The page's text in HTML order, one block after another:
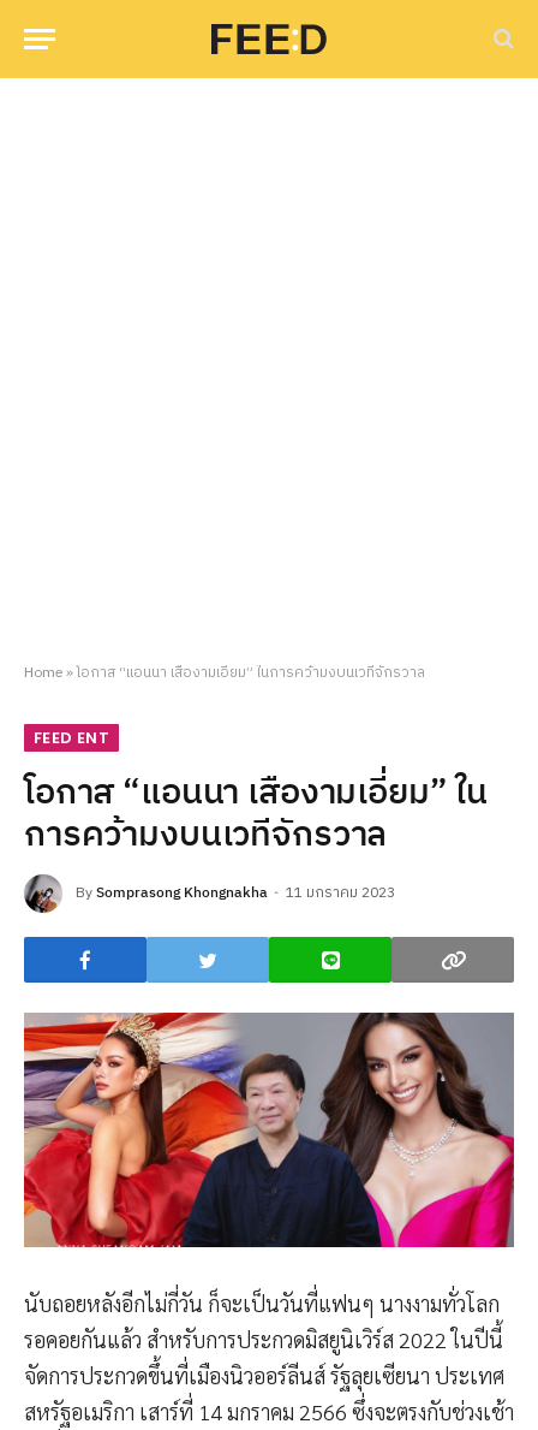
Home»โอกาส “แอนนา เสืองามเอี่ยม” ในการคว้ามงบนเวทีจักรวาล
FEED ENT
โอกาส “แอนนา เสืองามเอี่ยม” ใน
การคว้ามงบนเวทีจักรวาล
BySomprasong Khongnakha 11 มกราคม 2023
นับถอยหลังอีกไม่กี่วัน ก็จะเป็นวันที่แฟนๆ นางงามทั่วโลก
รอคอยกันแล้ว สำหรับการประกวดมิสยูนิเวิร์ส 2022 ในปีนี้
จัดการประกวดขึ้นที่เมืองนิวออร์ลีนส์ รัฐลุยเซียนา ประเทศ
สหรัฐอเมริกา เสาร์ที่ 14 มกราคม 2566 ซึ่งจะตรงกับช่วงเช้า